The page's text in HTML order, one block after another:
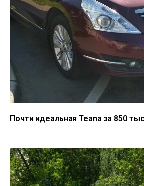
Почти идеальная Teana за 850